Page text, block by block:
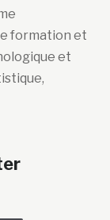
formation et
et